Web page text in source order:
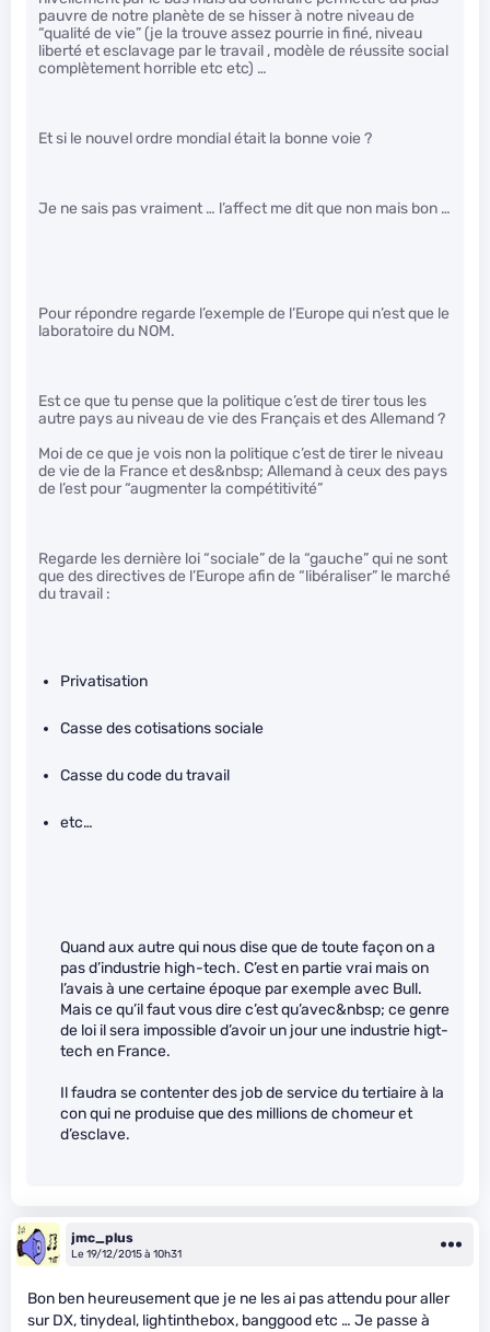
pauvre de notre planète de se hisser à notre niveau de
“qualité de vie” (je la trouve assez pourrie in finé, niveau
liberté et esclavage par le travail , modèle de réussite social
complètement horrible etc etc) …
Et si le nouvel ordre mondial était la bonne voie ?
Je ne sais pas vraiment … l’affect me dit que non mais bon …
Pour répondre regarde l’exemple de l’Europe qui n’est que le
laboratoire du NOM.
Est ce que tu pense que la politique c’est de tirer tous les
autre pays au niveau de vie des Français et des Allemand ?
Moi de ce que je vois non la politique c’est de tirer le niveau
de vie de la France et des&nbsp; Allemand à ceux des pays
de l’est pour “augmenter la compétitivité”
Regarde les dernière loi “sociale” de la “gauche” qui ne sont
que des directives de l’Europe afin de “libéraliser” le marché
du travail :
Privatisation
Casse des cotisations sociale
Casse du code du travail
etc…
Quand aux autre qui nous dise que de toute façon on a
pas d’industrie high-tech. C’est en partie vrai mais on
l’avais à une certaine époque par exemple avec Bull.
Mais ce qu’il faut vous dire c’est qu’avec&nbsp; ce genre
de loi il sera impossible d’avoir un jour une industrie higt-
tech en France.
Il faudra se contenter des job de service du tertiaire à la
con qui ne produise que des millions de chomeur et
d’esclave.
jmc_plus
Le 19/12/2015 à 10h31
Bon ben heureusement que je ne les ai pas attendu pour aller
sur DX, tinydeal, lightinthebox, banggood etc … Je passe à